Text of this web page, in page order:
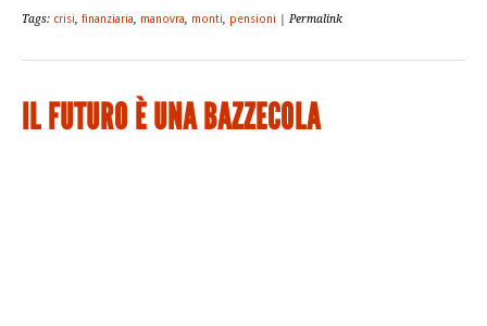
Tags: crisi finanziaria manovra monti pensioni | Permalink
IL FUTURO È UNA BAZZECOLA